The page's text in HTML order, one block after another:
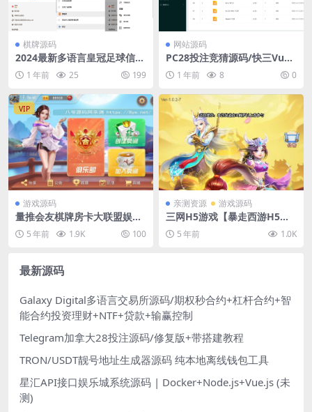
棋牌源码
2024最新多语言皇冠足球信用
盘源码/足球篮球体育盘/多语
言信用盘/登0登1登2登3
1 年前 25 199
网站源码
PC28投注竞猜源码/快三Vue
陪玩机器人源码下载/前端Vue
编译后+后端php
1 年前 8 0
VIP
游戏源码
量推会友棋牌房卡大联盟娱乐
新ui+完整数据+双端解密app
5 年前 1.9K 100
亲测资源 游戏源码
三网H5游戏【暴走西游H5】7
月整理Win一键服务端+GM后
台【站长亲测】
5 年前 1.0K
最新源码
Galaxy Digital多语言交易所源码/期权秒合约+杠杆合约+智
能合约投资理财+NTF+贷款+输赢控制
Telegram加拿大28投注源码/修复版+带搭建教程
TRON/USDT靓号地址生成器源码 纯本地离线钱包工具
星汇API接口娱乐城系统源码 | Docker+Node.js+Vue.js (未
测)